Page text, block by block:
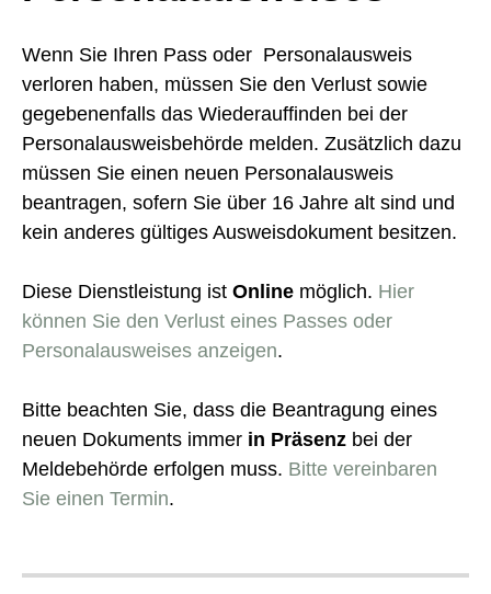
Wenn Sie Ihren Pass oder Personalausweis
verloren haben, müssen Sie den Verlust sowie
gegebenenfalls das Wiederauffinden bei der
Personalausweisbehörde melden. Zusätzlich dazu
müssen Sie einen neuen Personalausweis
beantragen, sofern Sie über 16 Jahre alt sind und
kein anderes gültiges Ausweisdokument besitzen.
Diese Dienstleistung ist Online möglich. Hier
können Sie den Verlust eines Passes oder
Personalausweises anzeigen.
Bitte beachten Sie, dass die Beantragung eines
neuen Dokuments immer in Präsenz bei der
Meldebehörde erfolgen muss. Bitte vereinbaren
Sie einen Termin.